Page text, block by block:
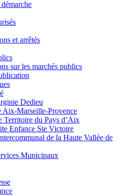
et arrêtés
sur les marchés publics
Dedieu
Aix-Marseille-Provence
Territoire du Pays d’Aix
Enfance Ste Victoire
de la Haute Vallée de
Municipaux